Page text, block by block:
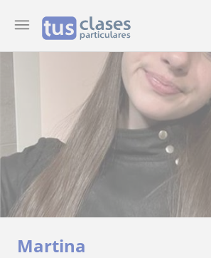
Martina